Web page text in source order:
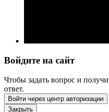
Войдите на сайт
Чтобы задать вопрос и
ответ.
Войти через центр авторизации
Закрыть